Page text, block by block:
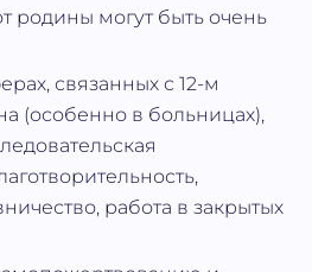
родины могут быть очень
связанных с 12-м
(особенно в больницах),
работа в закрытых